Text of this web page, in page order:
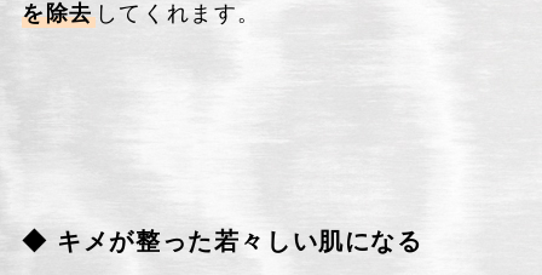
を除去してくれます。
◆ キメが整った若々しい肌になる